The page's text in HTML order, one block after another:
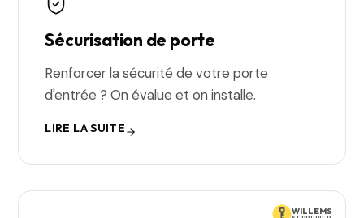
Sécurisation de porte
Renforcer la sécurité de votre porte
d'entrée ? On évalue et on installe.
LIRE LA SUITE
WILLEMS